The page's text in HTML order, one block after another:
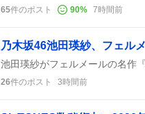
65件のポスト 90% 7時間前
26件のポスト 3時間前